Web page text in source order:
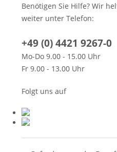
Benötigen Sie Hilfe? Wir
weiter unter Telefon:
+49 (0) 4421 9267-0
Mo-Do 9.00 - 15.00 Uhr
Fr 9.00 - 13.00 Uhr
Folgt uns auf